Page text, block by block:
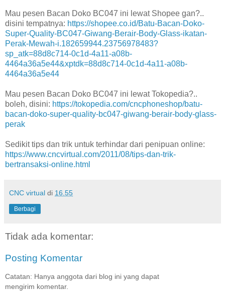
Mau pesen Bacan Doko BC047 ini lewat Shopee gan?..
disini tempatnya: https://shopee.co.id/Batu-Bacan-Doko-
Super-Quality-BC047-Giwang-Berair-Body-Glass-ikatan-
Perak-Mewah-i.182659944.23756978483?
sp_atk=88d8c714-0c1d-4a11-a08b-
4464a36a5e44&xptdk=88d8c714-0c1d-4a11-a08b-
4464a36a5e44
Mau pesen Bacan Doko BC047 ini lewat Tokopedia?..
boleh, disini: https://tokopedia.com/cncphoneshop/batu-
bacan-doko-super-quality-bc047-giwang-berair-body-glass-
perak
Sedikit tips dan trik untuk terhindar dari penipuan online:
https://www.cncvirtual.com/2011/08/tips-dan-trik-
bertransaksi-online.html
CNC virtual di 16.55
Berbagi
Tidak ada komentar:
Posting Komentar
Catatan: Hanya anggota dari blog ini yang dapat
mengirim komentar.